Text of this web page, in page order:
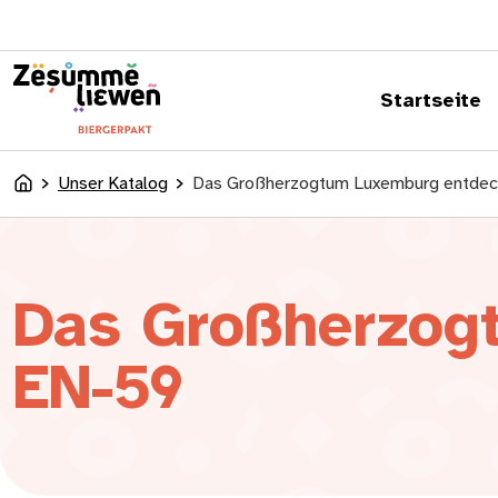
Startseite
AccueilUnser Katalog Das Großherzogtum Luxemburg
Das
EN-59